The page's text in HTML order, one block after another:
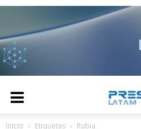
Inicio Etiquetas Rubia